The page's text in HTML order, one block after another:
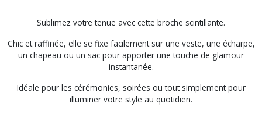
Sublimez votre tenue avec cette broche scintillante.
Chic et raffinée, elle se fixe facilement sur une veste, une écharpe,
un chapeau ou un sac pour apporter une touche de glamour
instantanée.
Idéale pour les cérémonies, soirées ou tout simplement pour
illuminer votre style au quotidien.